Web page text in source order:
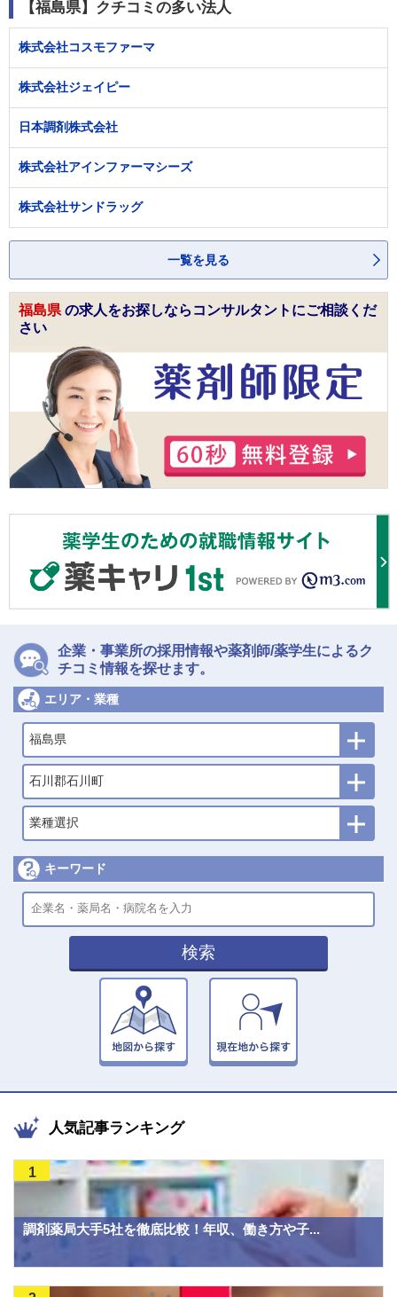
【福島県】クチコミの多い法人
株式会社コスモファーマ
株式会社ジェイピー
日本調剤株式会社
株式会社アインファーマシーズ
株式会社サンドラッグ
一覧を見る
福島県 の求人をお探しならコンサルタントにご相談くだ
さい
企業・事業所の採用情報や薬剤師/薬学生によるク
チコミ情報を探せます。
エリア・業種
福島県
石川郡石川町
業種選択
キーワード
検索
人気記事ランキング
調剤薬局大手5社を徹底比較！年収、働き方や子...
1